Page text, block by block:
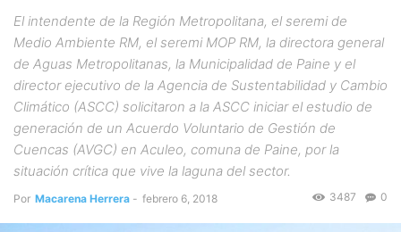
El intendente de la Región Metropolitana, el seremi de
Medio Ambiente RM, el seremi MOP RM, la directora general
de Aguas Metropolitanas, la Municipalidad de Paine y el
director ejecutivo de la Agencia de Sustentabilidad y Cambio
Climático (ASCC) solicitaron a la ASCC iniciar el estudio de
generación de un Acuerdo Voluntario de Gestión de
Cuencas (AVGC) en Aculeo, comuna de Paine, por la
situación crítica que vive la laguna del sector.
Por Macarena Herrera - febrero 6, 2018 0
3487